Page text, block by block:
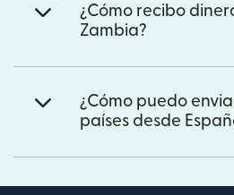
¿Cómo recibo
Zambia?
¿Cómo puedo
países desde